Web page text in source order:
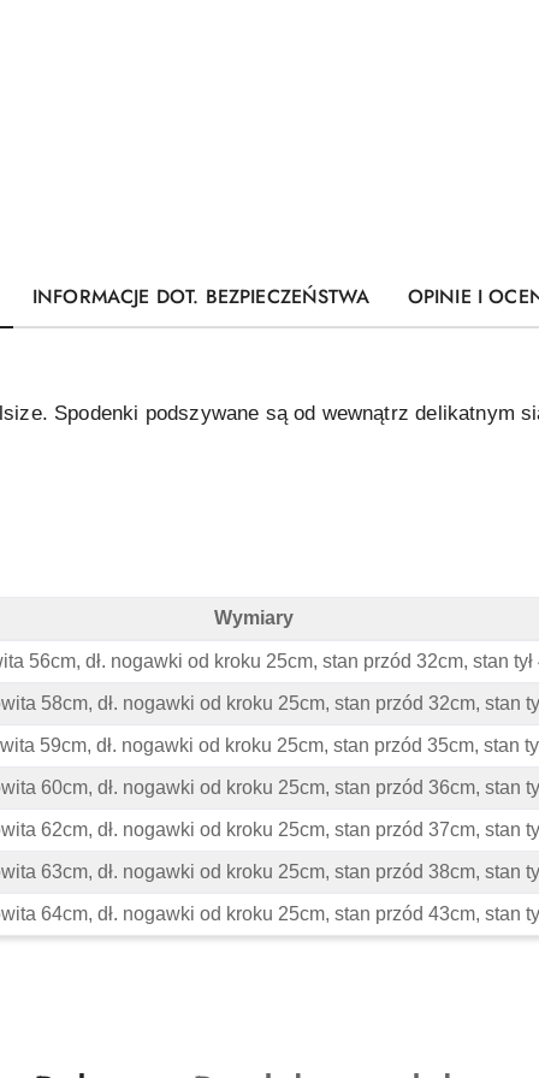
INFORMACJE DOT. BEZPIECZEŃSTWA OPINIE I
Spodenki podszywane są od wewnątrz delikatnym
Wymiary
56cm, dł. nogawki od kroku 25cm, stan przód 32cm, stan
58cm, dł. nogawki od kroku 25cm, stan przód 32cm, stan
59cm, dł. nogawki od kroku 25cm, stan przód 35cm, stan
60cm, dł. nogawki od kroku 25cm, stan przód 36cm, stan
62cm, dł. nogawki od kroku 25cm, stan przód 37cm, stan
63cm, dł. nogawki od kroku 25cm, stan przód 38cm, stan
64cm, dł. nogawki od kroku 25cm, stan przód 43cm, stan